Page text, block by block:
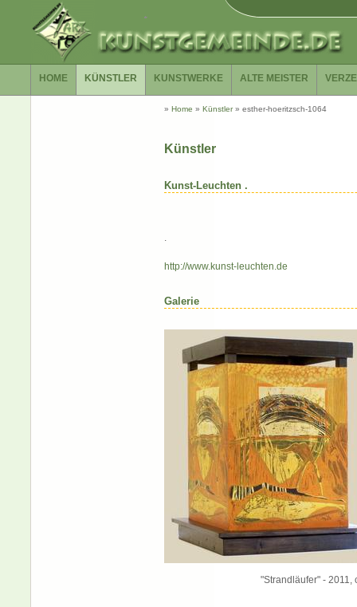
HOME KÜNSTLER KUNSTWERKE ALTE MEISTER
» Home » Künstler» esther-hoeritzsch-1064
Künstler
Kunst-Leuchten .
http://www.kunst-leuchten.de
Galerie
"Strandläufer" - 2011,